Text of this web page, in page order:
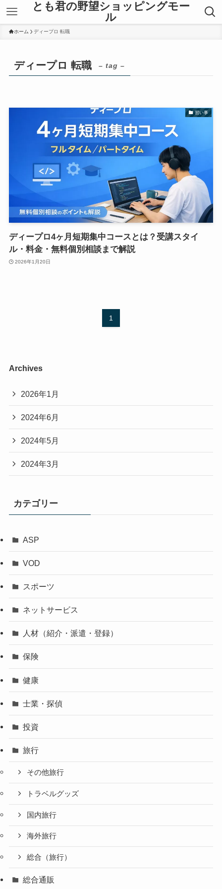
とも君の野望ショッピングモー
ル
ホーム ディープロ 転職
ディープロ 転職 – tag –
習い事
ディープロ4ヶ月短期集中コースとは？受講スタイ
ル・料金・無料個別相談まで解説
2026年1月20日
1
Archives
2026年1月
2024年6月
2024年5月
2024年3月
カテゴリー
ASP
VOD
スポーツ
ネットサービス
人材（紹介・派遣・登録）
保険
健康
士業・探偵
投資
旅行
その他旅行
トラベルグッズ
国内旅行
海外旅行
総合（旅行）
総合通販